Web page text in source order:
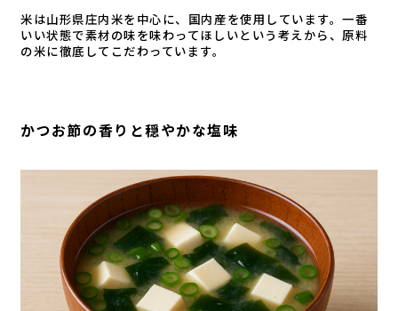
米は山形県庄内米を中心に、国内産を使用しています。一番
いい状態で素材の味を味わってほしいという考えから、原料
の米に徹底してこだわっています。
かつお節の香りと穏やかな塩味